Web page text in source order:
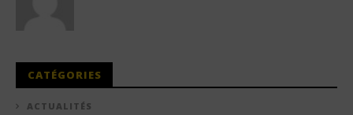
CATÉGORIES
ACTUALITÉS